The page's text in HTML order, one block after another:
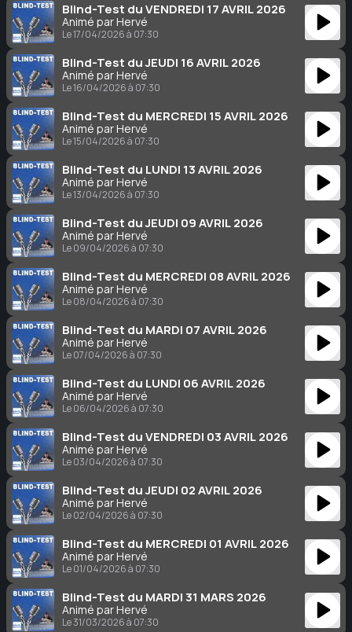
Blind-Test du VENDREDI 17 AVRIL 2026
Animé par Hervé
Le 17/04/2026 à 07:30
Blind-Test du JEUDI 16 AVRIL 2026
Animé par Hervé
Le 16/04/2026 à 07:30
Blind-Test du MERCREDI 15 AVRIL 2026
Animé par Hervé
Le 15/04/2026 à 07:30
Blind-Test du LUNDI 13 AVRIL 2026
Animé par Hervé
Le 13/04/2026 à 07:30
Blind-Test du JEUDI 09 AVRIL 2026
Animé par Hervé
Le 09/04/2026 à 07:30
Blind-Test du MERCREDI 08 AVRIL 2026
Animé par Hervé
Le 08/04/2026 à 07:30
Blind-Test du MARDI 07 AVRIL 2026
Animé par Hervé
Le 07/04/2026 à 07:30
Blind-Test du LUNDI 06 AVRIL 2026
Animé par Hervé
Le 06/04/2026 à 07:30
Blind-Test du VENDREDI 03 AVRIL 2026
Animé par Hervé
Le 03/04/2026 à 07:30
Blind-Test du JEUDI 02 AVRIL 2026
Animé par Hervé
Le 02/04/2026 à 07:30
Blind-Test du MERCREDI 01 AVRIL 2026
Animé par Hervé
Le 01/04/2026 à 07:30
Blind-Test du MARDI 31 MARS 2026
Animé par Hervé
Le 31/03/2026 à 07:30